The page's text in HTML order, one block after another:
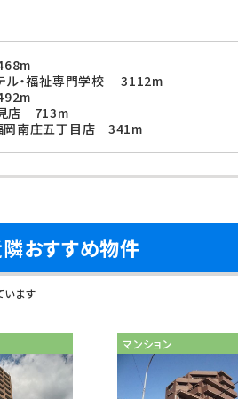
ル・福祉専門学校 3112m
店 713m
岡南庄五丁目店 341m
隣おすすめ物件
います
マンション